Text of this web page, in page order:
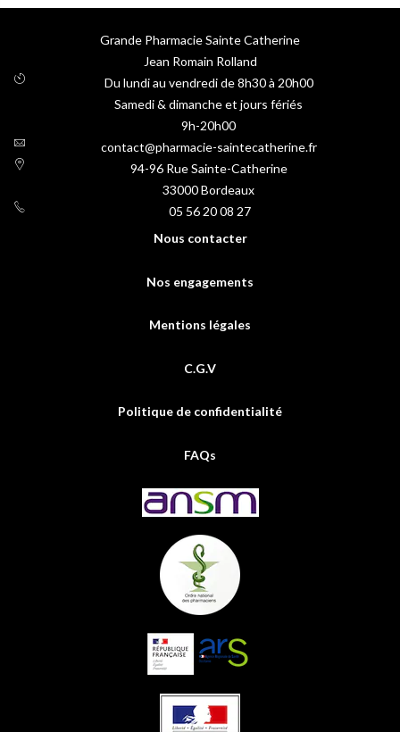
Grande Pharmacie Sainte Catherine
Jean Romain Rolland
Du lundi au vendredi de 8h30 à 20h00
Samedi & dimanche et jours fériés
9h-20h00
contact@pharmacie-saintecatherine.fr
94-96 Rue Sainte-Catherine
33000Bordeaux
05 56 20 08 27
Nous contacter
Nos engagements
Mentions légales
C.G.V
Politique de confidentialité
FAQs